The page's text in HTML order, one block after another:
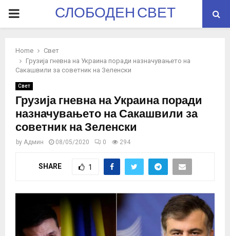
PRIMARYСЛОБОДЕН СВЕТ
Home
Свет
Грузија гневна на Украина поради назначувањето на
Сакашвили за советник на Зеленски
Свет
Грузија гневна на Украина поради
назначувањето на Сакашвили за
советник на Зеленски
by Админ 08/05/2020 0 294
SHARE 1